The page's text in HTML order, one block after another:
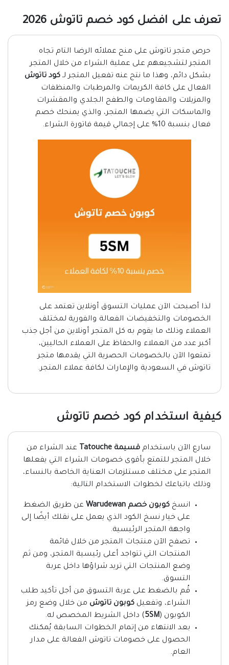
تعرف على افضل كود خصم تاتوش 2026
حرص متجر تاتوش على منح عملائه الرضا التام تجاه
المتجر لتشجيعهم على عملية الشراء من خلال المتجر
بشكل دائم، وهذا ما نتج عنه تفعيل المتجر لـ كود تاتوش
الفعال على كافة الكريمات والمرطبات والمنظفات
والمزيلات والمقاومات والطفح الجلدي والمقشرات
والماسكات التي يضمها المتجر، والذي يمنحك خصم
فعال بنسبة 10% على إجمالي قيمة فاتورة الشراء.
لذا أصبحت الآن عمليات التسوق أونلاين تعتمد على
الخصومات والتخفيضات الفعالة والفورية لمختلف
العملاء وذلك ما يقوم به كل المتجر أونلاين من أجل جذب
أكبر عدد من العملاء والحفاظ على العملاء الحاليين،
تمتعوا الآن بالخصومات الحصرية التي يقدمها متجر
تاتوش في السعودية والإمارات لكافة عملاء المتجر.
كيفية استخدام كود خصم تاتوش
سارع الآن باستخدام قسيمة Tatouche
عند الشراء من
خلال المتجر للتمتع بأقوى خصومات الشراء التي يفعلها
المتجر على مختلف مستلزمات العناية الخاصة بالنساء،
وذلك باتباعك لخطوات الاستخدام التالية:
انسخ كوبون خصم Warudewan
عن طريق الضغط
على خيار نسخ الكود الذي يعمل على نقلك أيضًا إلى
واجهة المتجر الرئيسية.
تصفح الآن منتجات المتجر من خلال قائمة
المنتجات التي تتواجد أعلى رئيسية المتجر، ومن ثم
وضع المنتجات التي تريد شراؤها داخل عربة
التسوق.
قُم بالضغط على عربة التسوق من أجل تأكيد طلب
الشراء، وتفعيل كوبون تاتوش من خلال وضع رمز
الكوبون (5SM) داخل الشريط المخصص له.
بعد الانتهاء من إتمام الخطوات السابقة يُمكنك
الحصول على خصومات تاتوش الفعالة على مدار
العام.